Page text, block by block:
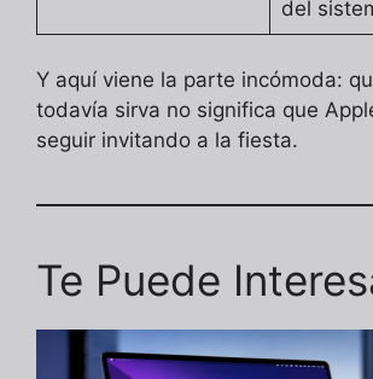
del
Y aquí viene la parte incómoda:
todavía sirva no significa que
seguir invitando a la fiesta.
Te Puede